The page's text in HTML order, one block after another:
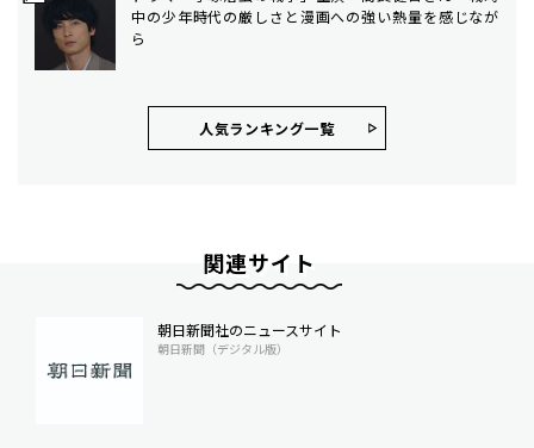
中の少年時代の厳しさと漫画への強い熱量を感じなが
ら
人気ランキング⼀覧
関連サイト
朝日新聞社のニュースサイト
朝日新聞（デジタル版）